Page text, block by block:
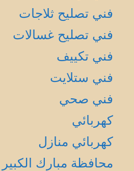
فني تصليح ثلاجات
فني تصليح غسالات
فني تكييف
فني ستلايت
فني صحي
كهربائي
كهربائي منازل
محافظة مبارك الكبير